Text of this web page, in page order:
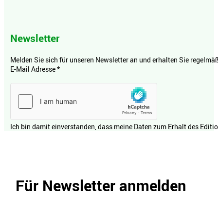
Newsletter
Melden Sie sich für unseren Newsletter an und erhalten Sie
E-Mail Adresse*
Ich bin damit einverstanden, dass meine Daten zum Erhalt des
Für Newsletter anmelden